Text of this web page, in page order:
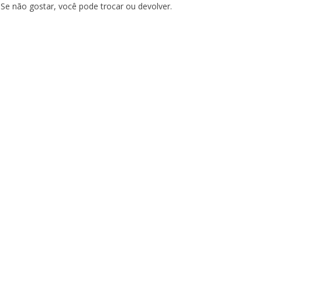
Se não gostar, você pode trocar ou devolver.